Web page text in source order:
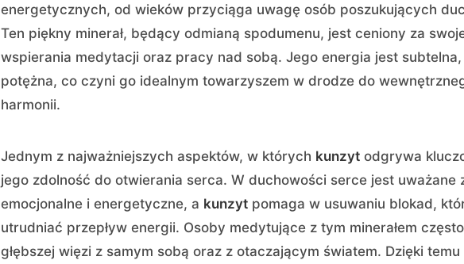
energetycznych, od wieków przyciąga uwagę osób poszukujących
Ten piękny minerał, będący odmianą spodumenu, jest ceniony za
wspierania medytacji oraz pracy nad sobą. Jego energia jest
potężna, co czyni go idealnym towarzyszem w drodze do
harmonii.
Jednym z najważniejszych aspektów, w których kunzyt odgrywa
jego zdolność do otwierania serca. W duchowości serce jest uważane
emocjonalne i energetyczne, a kunzyt pomaga w usuwaniu blokad,
utrudniać przepływ energii. Osoby medytujące z tym minerałem
głębszej więzi z samym sobą oraz z otaczającym światem. Dzięki